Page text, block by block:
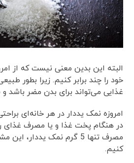
البته این بدین معنی نیست که از
خود را چند برابر کنیم. زیرا بطور
غذایی می‌تواند برای بدن مضر باشد
امروزه نمک یددار در هر خانه‌ای
در هنگام پخت غذا و یا مصرف غذای
مصرف تنها 5 گرم نمک
کنیم.